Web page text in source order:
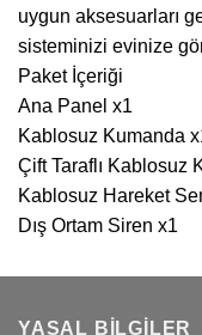
uygun aksesuarları
sisteminizi evinize
Paket İçeriği
Ana Panel x1
Kablosuz Kumanda
Çift Taraflı Kablosuz
Kablosuz Hareket
Dış Ortam Siren x1
YASAL BILGILER